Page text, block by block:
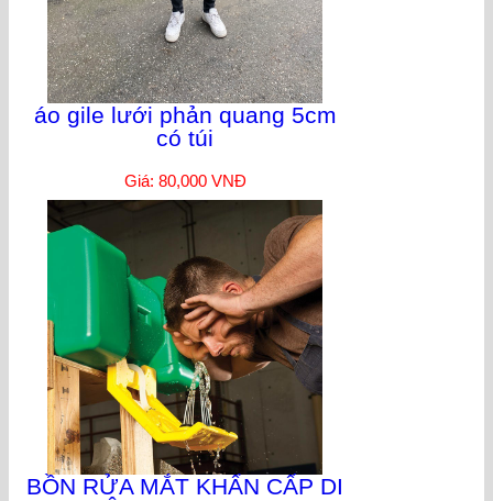
áo gile lưới phản quang 5cm
có túi
Giá: 80,000 VNĐ
BỒN RỬA MẮT KHẨN CẤP DI